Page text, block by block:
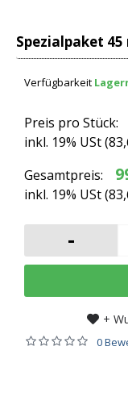
Spezialpaket
Verfügbarkeit
Preis pro Stück:
inkl. 19% USt (
Gesamtpreis:
inkl. 19% USt (
-
+
0